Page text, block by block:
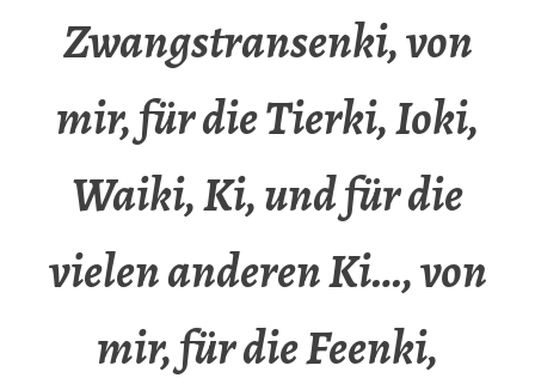
Zwangstransenki, von
mir, für die Tierki, Ioki,
Waiki, Ki, und für die
vielen anderen Ki…, von
mir, für die Feenki,